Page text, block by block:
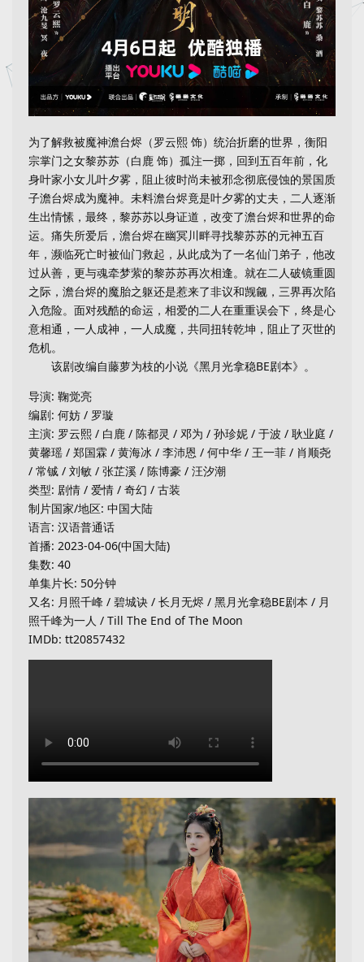
为了解救被魔神澹台烬（罗云熙 饰）统治折磨的世界，衡阳
宗掌门之女黎苏苏（白鹿 饰）孤注一掷，回到五百年前，化
身叶家小女儿叶夕雾，阻止彼时尚未被邪念彻底侵蚀的景国质
子澹台烬成为魔神。未料澹台烬竟是叶夕雾的丈夫，二人逐渐
生出情愫，最终，黎苏苏以身证道，改变了澹台烬和世界的命
运。痛失所爱后，澹台烬在幽冥川畔寻找黎苏苏的元神五百
年，濒临死亡时被仙门救起，从此成为了一名仙门弟子，他改
过从善，更与魂牵梦萦的黎苏苏再次相逢。就在二人破镜重圆
之际，澹台烬的魔胎之躯还是惹来了非议和觊觎，三界再次陷
入危险。面对残酷的命运，相爱的二人在重重误会下，终是心
意相通，一人成神，一人成魔，共同扭转乾坤，阻止了灭世的
危机。
该剧改编自藤萝为枝的小说《黑月光拿稳BE剧本》。
导演: 鞠觉亮
编剧: 何妨 / 罗璇
主演: 罗云熙 / 白鹿 / 陈都灵 / 邓为 / 孙珍妮 / 于波 / 耿业庭 /
黄馨瑶 / 郑国霖 / 黄海冰 / 李沛恩 / 何中华 / 王一菲 / 肖顺尧
/ 常铖 / 刘敏 / 张芷溪 / 陈博豪 / 汪汐潮
类型: 剧情 / 爱情 / 奇幻 / 古装
制片国家/地区: 中国大陆
语言: 汉语普通话
首播: 2023-04-06(中国大陆)
集数: 40
单集片长: 50分钟
又名: 月照千峰 / 碧城诀 / 长月无烬 / 黑月光拿稳BE剧本 / 月
照千峰为一人 / Till The End of The Moon
IMDb: tt20857432